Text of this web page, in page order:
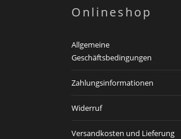
Onlineshop
Allgemeine
Geschäftsbedingungen
Zahlungsinformationen
Widerruf
Versandkosten und Lieferung